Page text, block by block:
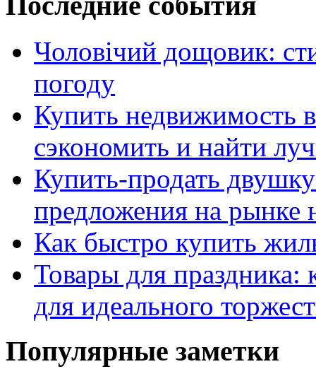
Чоловічий дощовик:
погоду
Купить недвижимость
сэкономить и найти
Купить-продать
предложения на рынке
Как быстро купить
Товары для праздника:
для идеального
Популярные заметки